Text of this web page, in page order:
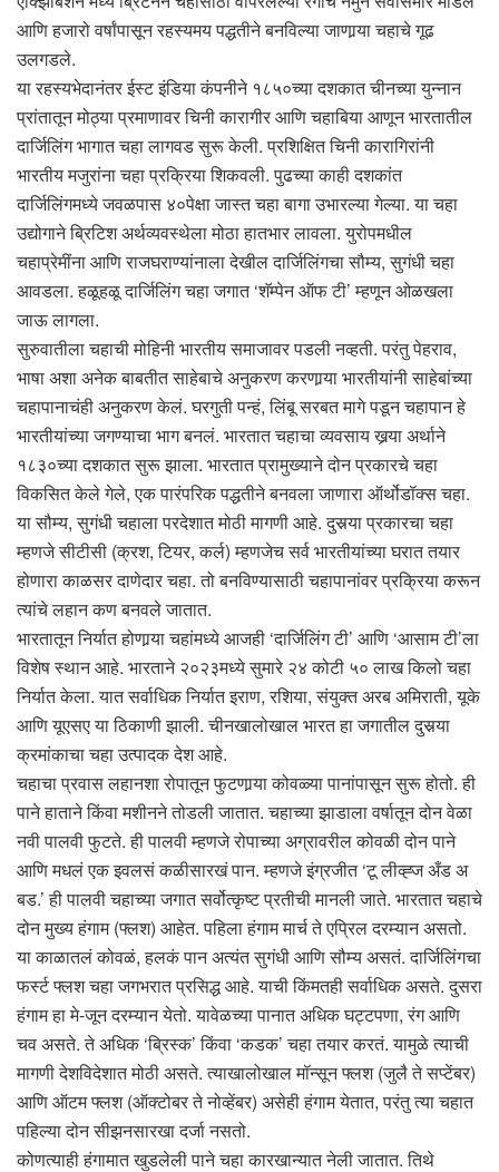
आणि हजारो वर्षांपासून रहस्यमय पद्धतीने बनविल्या जाणार्‍या चहाचे गूढ
उलगडले.
या रहस्यभेदानंतर ईस्ट इंडिया कंपनीने १८५०च्या दशकात चीनच्या युन्नान
प्रांतातून मोठ्या प्रमाणावर चिनी कारागीर आणि चहाबिया आणून भारतातील
दार्जिलिंग भागात चहा लागवड सुरू केली. प्रशिक्षित चिनी कारागिरांनी
भारतीय मजुरांना चहा प्रक्रिया शिकवली. पुढच्या काही दशकांत
दार्जिलिंगमध्ये जवळपास ४०पेक्षा जास्त चहा बागा उभारल्या गेल्या. या चहा
उद्योगाने ब्रिटिश अर्थव्यवस्थेला मोठा हातभार लावला. युरोपमधील
चहाप्रेमींना आणि राजघराण्यांनाला देखील दार्जिलिंगचा सौम्य, सुगंधी चहा
आवडला. हळूहळू दार्जिलिंग चहा जगात ‘शॅम्पेन ऑफ टी’ म्हणून ओळखला
जाऊ लागला.
सुरुवातीला चहाची मोहिनी भारतीय समाजावर पडली नव्हती. परंतु पेहराव,
भाषा अशा अनेक बाबतीत साहेबाचे अनुकरण करणार्‍या भारतीयांनी साहेबांच्या
चहापानाचंही अनुकरण केलं. घरगुती पन्हं, लिंबू सरबत मागे पडून चहापान हे
भारतीयांच्या जगण्याचा भाग बनलं. भारतात चहाचा व्यवसाय खर्‍या अर्थाने
१८३०च्या दशकात सुरू झाला. भारतात प्रामुख्याने दोन प्रकारचे चहा
विकसित केले गेले, एक पारंपरिक पद्धतीने बनवला जाणारा ऑर्थोडॉक्स चहा.
या सौम्य, सुगंधी चहाला परदेशात मोठी मागणी आहे. दुसर्‍या प्रकारचा चहा
म्हणजे सीटीसी (क्रश, टियर, कर्ल) म्हणजेच सर्व भारतीयांच्या घरात तयार
होणारा काळसर दाणेदार चहा. तो बनविण्यासाठी चहापानांवर प्रक्रिया करून
त्यांचे लहान कण बनवले जातात.
भारतातून निर्यात होणार्‍या चहांमध्ये आजही ‘दार्जिलिंग टी’ आणि ‘आसाम टी’ला
विशेष स्थान आहे. भारताने २०२३मध्ये सुमारे २४ कोटी ५० लाख किलो चहा
निर्यात केला. यात सर्वाधिक निर्यात इराण, रशिया, संयुक्त अरब अमिराती, यूके
आणि यूएसए या ठिकाणी झाली. चीनखालोखाल भारत हा जगातील दुसर्‍या
क्रमांकाचा चहा उत्पादक देश आहे.
चहाचा प्रवास लहानशा रोपातून फुटणार्‍या कोवळ्या पानांपासून सुरू होतो. ही
पाने हाताने किंवा मशीनने तोडली जातात. चहाच्या झाडाला वर्षातून दोन वेळा
नवी पालवी फुटते. ही पालवी म्हणजे रोपाच्या अग्रावरील कोवळी दोन पाने
आणि मधलं एक इवलसं कळीसारखं पान. म्हणजे इंग्रजीत ‘टू लीव्ह्ज अँड अ
बड.’ ही पालवी चहाच्या जगात सर्वोत्कृष्ट प्रतीची मानली जाते. भारतात चहाचे
दोन मुख्य हंगाम (फ्लश) आहेत. पहिला हंगाम मार्च ते एप्रिल दरम्यान असतो.
या काळातलं कोवळं, हलकं पान अत्यंत सुगंधी आणि सौम्य असतं. दार्जिलिंगचा
फर्स्ट फ्लश चहा जगभरात प्रसिद्ध आहे. याची किंमतही सर्वाधिक असते. दुसरा
हंगाम हा मे-जून दरम्यान येतो. यावेळच्या पानात अधिक घट्टपणा, रंग आणि
चव असते. ते अधिक ‘ब्रिस्क’ किंवा ‘कडक’ चहा तयार करतं. यामुळे त्याची
मागणी देशविदेशात मोठी असते. त्याखालोखाल मॉन्सून फ्लश (जुलै ते सप्टेंबर)
आणि ऑटम फ्लश (ऑक्टोबर ते नोव्हेंबर) असेही हंगाम येतात, परंतु त्या चहात
पहिल्या दोन सीझनसारखा दर्जा नसतो.
कोणत्याही हंगामात खुडलेली पाने चहा कारखान्यात नेली जातात. तिथे